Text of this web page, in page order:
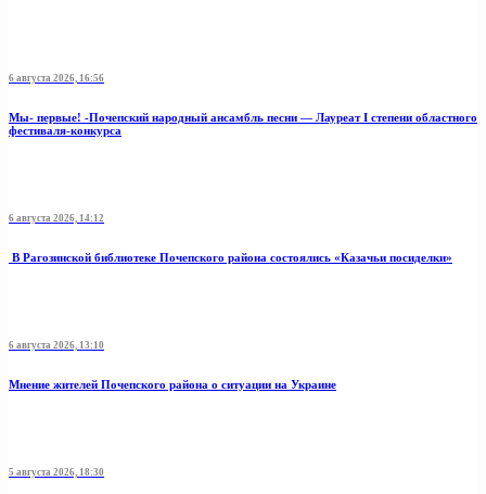
6 августа 2026, 16:56
Мы- первые! -Почепский народный ансамбль песни — Лауреат I степени областного
фестиваля-конкурса
6 августа 2026, 14:12
В Рагозинской библиотеке Почепского района состоялись «Казачьи посиделки»
6 августа 2026, 13:10
Мнение жителей Почепского района о ситуации на Украине
5 августа 2026, 18:30